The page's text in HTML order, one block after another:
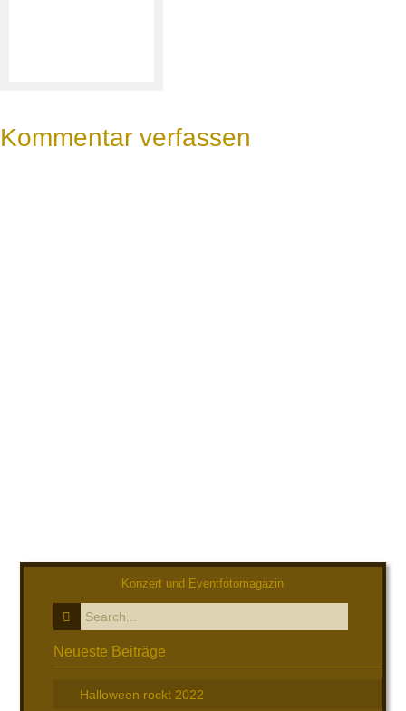
Kommentar verfassen
Konzert und Eventfotomagazin
Neueste Beiträge
Halloween rockt 2022